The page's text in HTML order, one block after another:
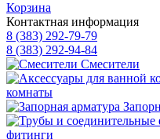
Корзина
Контактная информация
8 (383) 292-79-79
8 (383) 292-94-84
Смесители
комнаты
фитинги